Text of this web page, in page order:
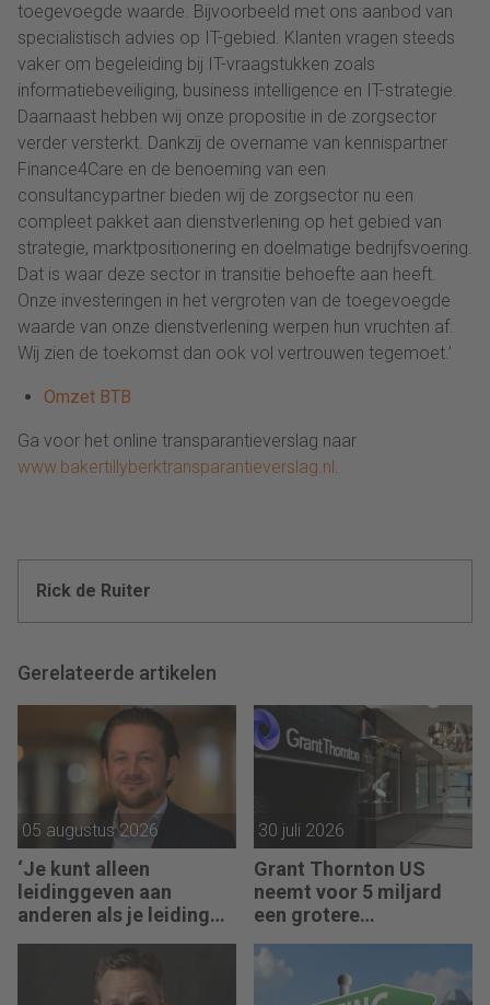
toegevoegde waarde. Bijvoorbeeld met ons aanbod van
specialistisch advies op IT-gebied. Klanten vragen steeds
vaker om begeleiding bij IT-vraagstukken zoals
informatiebeveiliging, business intelligence en IT-strategie.
Daarnaast hebben wij onze propositie in de zorgsector
verder versterkt. Dankzij de overname van kennispartner
Finance4Care en de benoeming van een
consultancypartner bieden wij de zorgsector nu een
compleet pakket aan dienstverlening op het gebied van
strategie, marktpositionering en doelmatige bedrijfsvoering.
Dat is waar deze sector in transitie behoefte aan heeft.
Onze investeringen in het vergroten van de toegevoegde
waarde van onze dienstverlening werpen hun vruchten af.
Wij zien de toekomst dan ook vol vertrouwen tegemoet.’
Omzet BTB
Ga voor het online transparantieverslag naar
www.bakertillyberktransparantieverslag.nl .
Rick de Ruiter
Gerelateerde artikelen
05 augustus 2026
‘Je kunt alleen
leidinggeven aan
anderen als je leiding
kunt geven aan jezelf’
30 juli 2026
Grant Thornton US
neemt voor 5 miljard
een grotere
accountantsketen over